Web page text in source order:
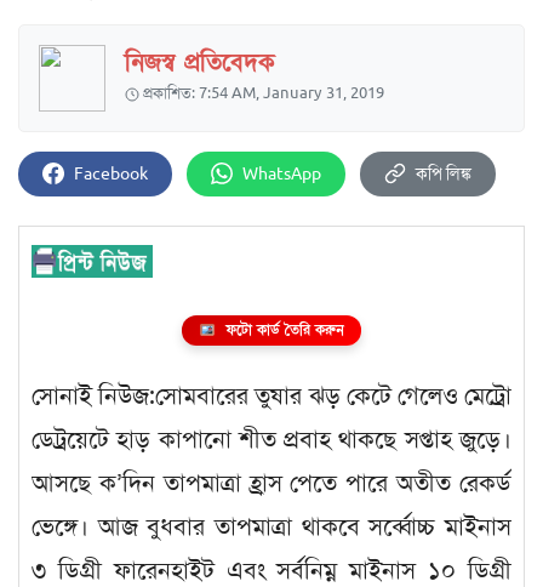
নিজস্ব প্রতিবেদক
প্রকাশিত: 7:54 AM, January 31, 2019
Facebook WhatsApp কপি লিঙ্ক
ফটো কার্ড তৈরি করুন
সোনাই নিউজ:সোমবারের তুষার ঝড় কেটে গেলেও মেট্রো
ডেট্রয়েটে হাড় কাপানো শীত প্রবাহ থাকছে সপ্তাহ জুড়ে।
আসছে ক’দিন তাপমাত্রা হ্রাস পেতে পারে অতীত রেকর্ড
ভেঙ্গে। আজ বুধবার তাপমাত্রা থাকবে সর্ব্বোচ্চ মাইনাস
৩ ডিগ্রী ফারেনহাইট এবং সর্বনিম্ন মাইনাস ১০ ডিগ্রী